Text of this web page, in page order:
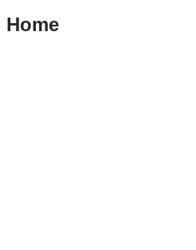
Home